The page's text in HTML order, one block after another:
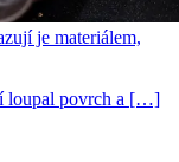
je materiálem,
loupal povrch a […]